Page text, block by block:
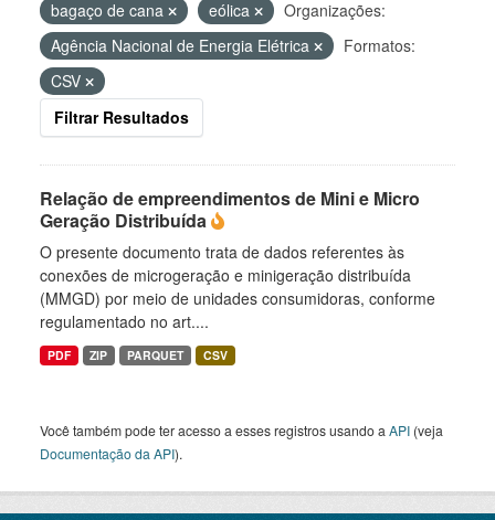
bagaço de cana
eólica
Organizações:
Agência Nacional de Energia Elétrica
Formatos:
CSV
Filtrar Resultados
Relação de empreendimentos de Mini e Micro
Geração Distribuída
O presente documento trata de dados referentes às
conexões de microgeração e minigeração distribuída
(MMGD) por meio de unidades consumidoras, conforme
regulamentado no art....
PDF ZIP PARQUET CSV
Você também pode ter acesso a esses registros usando a API (veja
Documentação da API).